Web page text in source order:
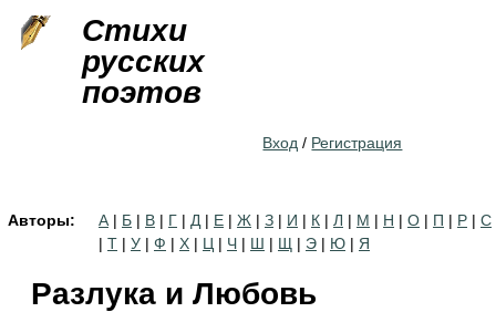
Стихи
русских
поэтов
Вход / Регистрация
Авторы: А | Б | В | Г | Д | Е | Ж | З | И | К | Л | М | Н | О | П | Р | С
| Т | У | Ф | Х | Ц | Ч | Ш | Щ | Э | Ю | Я
Разлука и Любовь